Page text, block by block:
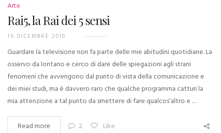
Arte
Rai5, la Rai dei 5 sensi
16 DICEMBRE 2010
Guardare la televisione non fa parte delle mie abitudini quotidiane. La
osservo da lontano e cerco di dare delle spiegazioni agli strani
fenomeni che avvengono dal punto di vista della comunicazione e
dei miei studi, ma è davvero raro che qualche programma catturi la
mia attenzione a tal punto da smettere di fare qualcos’altro e …
Read more 2 Like